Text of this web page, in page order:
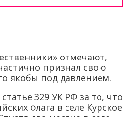
отмечают,
признал свою
якобы под давлением.
329 УК РФ за то, что
флага в селе Курское